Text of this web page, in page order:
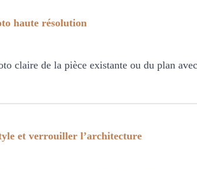
haute résolution
claire de la pièce existante ou du plan
et verrouiller l’architecture